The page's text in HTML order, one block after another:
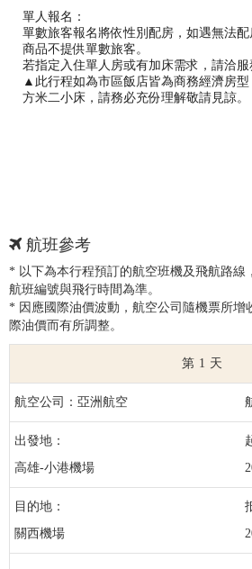
單人報名：
單數旅客報名將依性別配房，如遇無法
商品不提供單數旅客。
若指定入住單人房或有加床需求，請洽服
▲此行程如為市區飯店皆為商務經濟房型
方米二小床，請務必充份理解敬請見諒。
航班參考
* 以下為本行程預訂的航空班機及飛航路線
航班編號與飛行時間為準。
* 因應國際油價波動，航空公司隨機票所增
際油價而有所調整。
1
亞洲航空
高雄-小港機場
關西機場